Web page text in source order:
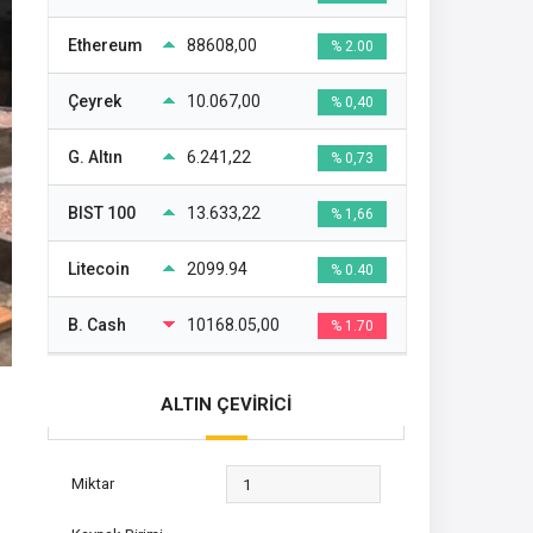
Ethereum 88608,00 % 2.00
Çeyrek 10.067,00 % 0,40
G. Altın 6.241,22 % 0,73
BIST 100 13.633,22 % 1,66
Litecoin 2099.94 % 0.40
B. Cash 10168.05,00 % 1.70
ALTIN ÇEVİRİCİ
Miktar